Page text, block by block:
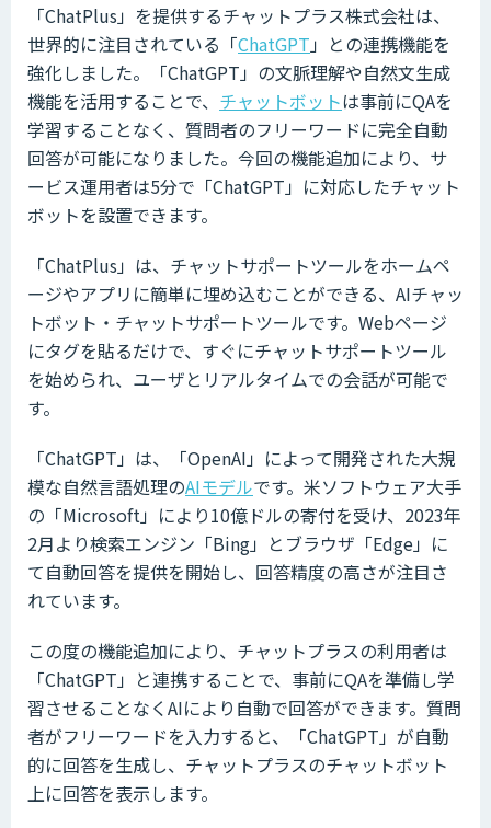
「ChatPlus」を提供するチャットプラス株式会社は、
世界的に注目されている「ChatGPT」との連携機能を
強化しました。「ChatGPT」の文脈理解や自然文生成
機能を活用することで、 チャットボットは事前にQAを
学習することなく、質問者のフリーワードに完全自動
回答が可能になりました。今回の機能追加により、サ
ービス運用者は5分で「ChatGPT」に対応したチャット
ボットを設置できます。
「ChatPlus」は、チャットサポートツールをホームペ
ージやアプリに簡単に埋め込むことができる、AIチャッ
トボット・チャットサポートツールです。Webページ
にタグを貼るだけで、すぐにチャットサポートツール
を始められ、ユーザとリアルタイムでの会話が可能で
す。
「ChatGPT」は、「OpenAI」によって開発された大規
模な自然言語処理のAIモデルです。米ソフトウェア大手
の「Microsoft」により10億ドルの寄付を受け、2023年
2月より検索エンジン「Bing」とブラウザ「Edge」に
て自動回答を提供を開始し、回答精度の高さが注目さ
れています。
この度の機能追加により、チャットプラスの利用者は
「ChatGPT」と連携することで、事前にQAを準備し学
習させることなくAIにより自動で回答ができます。質問
者がフリーワードを入力すると、「ChatGPT」が自動
的に回答を生成し、チャットプラスのチャットボット
上に回答を表示します。